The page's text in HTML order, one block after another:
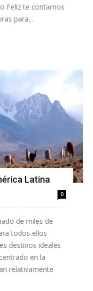
Feliz te contamos
para...
Latina
0
de miles de
todos ellos
destinos ideales
en la
relativamente